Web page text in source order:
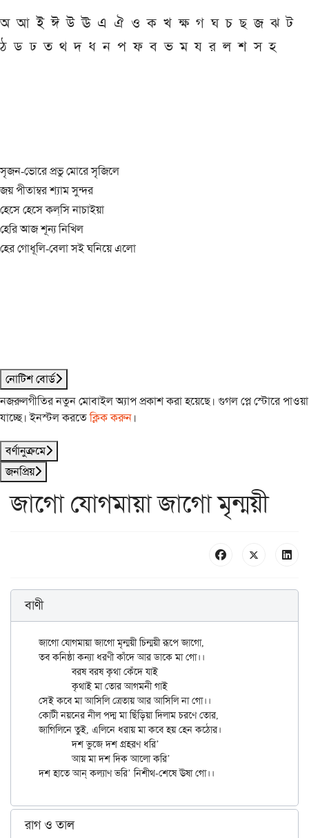
অ আ ই ঈ উ ঊ এ ঐ ও ক খ ক্ষ গ ঘ চ ছ জ ঝ ট
ঠ ড ঢ ত থ দ ধ ন প ফ ব ভ ম য র ল শ স হ
সৃজন-ভোরে প্রভু মোরে সৃজিলে
জয় পীতাম্বর শ্যাম সুন্দর
হেসে হেসে কল্‌সি নাচাইয়া
হেরি আজ শূন্য নিখিল
হের গোধূলি-বেলা সই ঘনিয়ে এলো
নোটিশ বোর্ড
নজরুলগীতির নতুন মোবাইল অ্যাপ প্রকাশ করা হয়েছে। গুগল প্লে স্টোরে পাওয়া
যাচ্ছে। ইনস্টল করতেক্লিক করুন।
বর্ণানুক্রমে
জনপ্রিয়
জাগো যোগমায়া জাগো মৃন্ময়ী
বাণী
জাগো যোগমায়া জাগো মৃন্ময়ী চিন্ময়ী রূপে জাগো,
তব কনিষ্ঠা কন্যা ধরণী কাঁদে আর ডাকে মা গো।।
	বরষ বরষ কৃথা কেঁদে যাই
	কৃথাই মা তোর আগমনী গাই
সেই কবে মা আসিলি ত্রেতায় আর আসিলি না গো।।
কোটী নয়নের নীল পদ্ম মা ছিঁড়িয়া দিলাম চরণে তোর,
জাগিলিনে তুই, এলিনে ধরায় মা কবে হয় হেন কঠোর।
	দশ ভুজে দশ গ্রহরণ ধরি’
	আয় মা দশ দিক আলো করি’
রাগ ও তাল